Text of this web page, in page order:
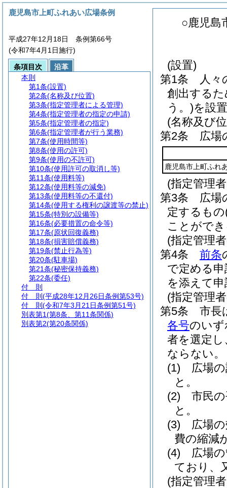
○鹿児島
(設置)
第1条
人々
創出する
う。)を設
(名称及び
第2条
広場
鹿児島市上町ふれ
(指定管理
第3条
広場
定するもの
ことがで
(指定管理
第4条
前条
で定める
を添えて
(指定管理
第5条
市長
各号のいず
者を選定
ならない。
(1)
広場
と。
(2)
市民
と。
(3)
広場
費の縮減
(4)
広場
ており、
(指定管理
鹿児島市上町ふれあい広場条例
平成27年12月18日 条例第66号
(令和7年4月1日施行)
条項目次
沿革
本則
第1条(設置)
第2条(名称及び位置)
第3条(指定管理者による管理)
第4条(指定管理者の指定の申請)
第5条(指定管理者の指定)
第6条(指定管理者が行う業務)
第7条(使用時間等)
第8条(使用の許可)
第9条(使用の不許可)
第10条(使用許可の取消し等)
第11条(使用料等)
第12条(使用料等の減免)
第13条(使用料等の不還付)
第14条(使用する権利の譲渡等の禁止)
第15条(特別の設備等)
第16条(必要措置の命令等)
第17条(原状回復義務)
第18条(損害賠償義務)
第19条(禁止行為等)
第20条(駐車場)
第21条(秘密保持義務)
第22条(委任)
付 則
付 則 (平成28年12月26日条例第53号)
付 則 (令和7年3月21日条例第51号)
別表第1(第8条、第11条関係)
別表第2(第20条関係)